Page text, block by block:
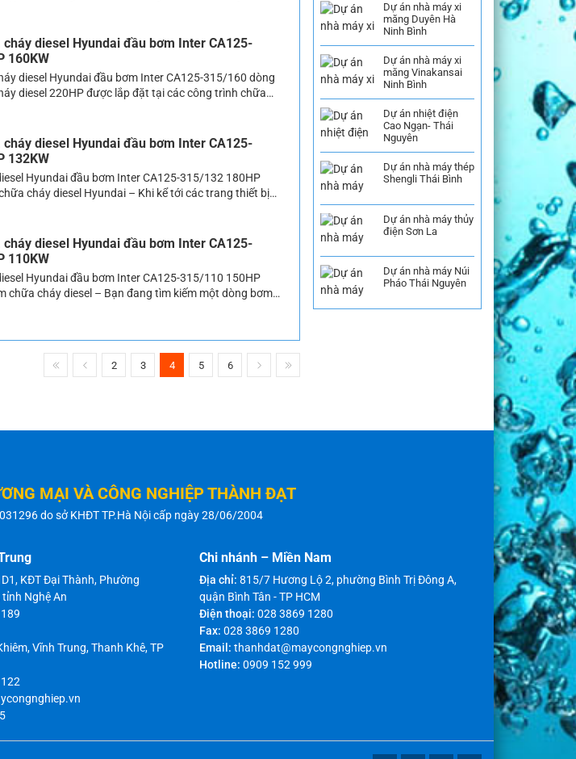
chữa cháy sử dụng động cơ diesel Hyundai của Hàn
về Việt Nam và lắp ráp với đầu bơm để tạo thành
diesel Hyundai đầu bơm Inter CA125-
160KW
diesel Hyundai đầu bơm Inter CA125-315/160 dòng
diesel 220HP được lắp đặt tại các công trình chữa
cháy diesel 220HP là dòng bơm có công suất lớn có
lượng nước với lưu lượng vô cùng lớn để đáp ứng […]
diesel Hyundai đầu bơm Inter CA125-
132KW
Hyundai đầu bơm Inter CA125-315/132 180HP
cháy diesel Hyundai – Khi kể tới các trang thiết bị
một hệ thống chữa cháy chắc chắn không thể nào thiếu
cháy, thiết bị này đóng vai trò quyết định đến công
diesel Hyundai đầu bơm Inter CA125-
110KW
Hyundai đầu bơm Inter CA125-315/110 150HP
chữa cháy diesel – Bạn đang tìm kiếm một dòng bơm
cung cấp được lượng nước lớn giúp cho công việc chữa
cao mà chưa tìm được sản phẩm nào ưng ý thì […]
2 3 4 5 6
Dự án nhà máy xi
măng Duyên Hà
Ninh Bình
Dự án nhà máy xi
măng Vinakansai
Ninh Bình
Dự án nhiệt điện
Cao Ngạn- Thái
Nguyên
Dự án nhà máy thép
Shengli Thái Bình
Dự án nhà máy thủy
điện Sơn La
Dự án nhà máy Núi
Pháo Thái Nguyên
MẠI VÀ CÔNG NGHIỆP THÀNH ĐẠT
do sở KHĐT TP.Hà Nội cấp ngày 28/06/2004
KĐT Đại Thành, Phường
Nghệ An
Vĩnh Trung, Thanh Khê, TP
Chi nhánh – Miền Nam
Địa chỉ: 815/7 Hương Lộ 2, phường Bình Trị Đông A,
quận Bình Tân - TP HCM
Điện thoại: 028 3869 1280
Fax: 028 3869 1280
Email: thanhdat@maycongnghiep.vn
Hotline: 0909 152 999